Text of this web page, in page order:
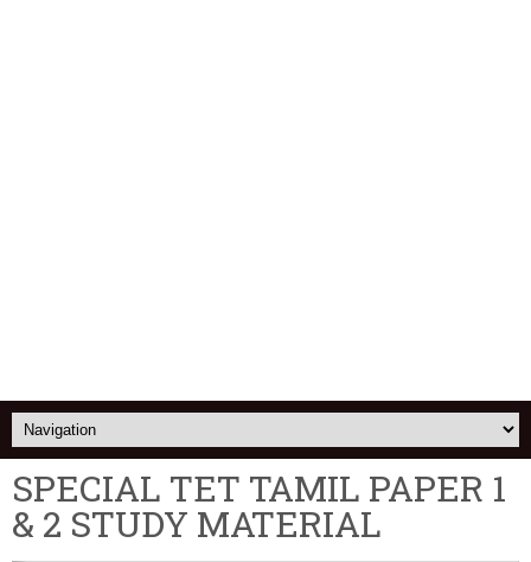
SPECIAL TET TAMIL PAPER 1
& 2 STUDY MATERIAL